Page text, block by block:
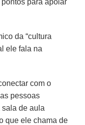
da “cultura
ele fala na
com o
pessoas
sala de aula
que ele chama de